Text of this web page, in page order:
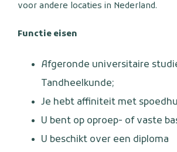
voor andere locaties in Nederland.
Functie eisen
Afgeronde universitaire
Tandheelkunde;
Je hebt affiniteit met
U bent op oproep- of vaste
U beschikt over een diploma